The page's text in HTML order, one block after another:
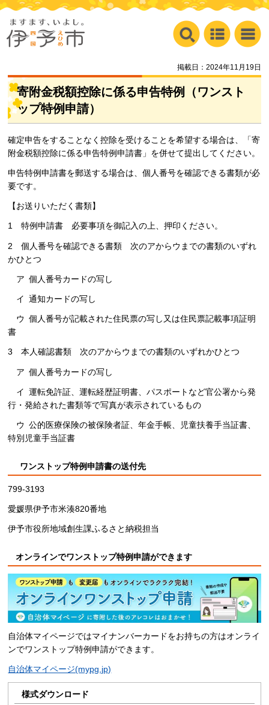
掲載日：2024年11月19日
寄附金税額控除に係る申告特例（ワンスト
ップ特例申請）
確定申告をすることなく控除を受けることを希望する場合は、「寄
附金税額控除に係る申告特例申請書」を併せて提出してください。
申告特例申請書を郵送する場合は、個人番号を確認できる書類が必
要です。
【お送りいただく書類】
1 特例申請書 必要事項を御記入の上、押印ください。
2 個人番号を確認できる書類
次のアからウまでの書類のいずれ
かひとつ
ア 個人番号カードの写し
イ 通知カードの写し
ウ 個人番号が記載された住民票の写し又は住民票記載事項証明
書
3 本人確認書類 次のアからウまでの書類のいずれかひとつ
ア 個人番号カードの写し
イ 運転免許証、運転経歴証明書、パスポートなど官公署から発
行・発給された書類等で写真が表示されているもの
ウ 公的医療保険の被保険者証、年金手帳、児童扶養手当証書、
特別児童手当証書
ワンストップ特例申請書の送付先
799-3193
愛媛県伊予市米湊820番地
伊予市役所地域創生課ふるさと納税担当
オンラインでワンストップ特例申請ができます
自治体マイページではマイナンバーカードをお持ちの方はオンライ
ンでワンストップ特例申請ができます。
自治体マイページ(mypg.jp)
様式ダウンロード